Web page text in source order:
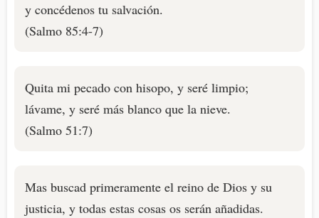
y concédenos tu salvación.
(Salmo 85:4-7)
Quita mi pecado con hisopo, y seré limpio;
lávame, y seré más blanco que la nieve.
(Salmo 51:7)
Mas buscad primeramente el reino de Dios y su
justicia, y todas estas cosas os serán añadidas.